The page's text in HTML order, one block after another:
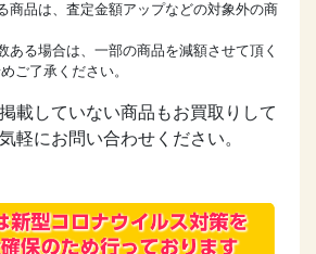
商品は、査定金額アップなどの対象外の商
ある場合は、一部の商品を減額させて頂く
ご了承ください。
載していない商品もお買取りして
軽にお問い合わせください。